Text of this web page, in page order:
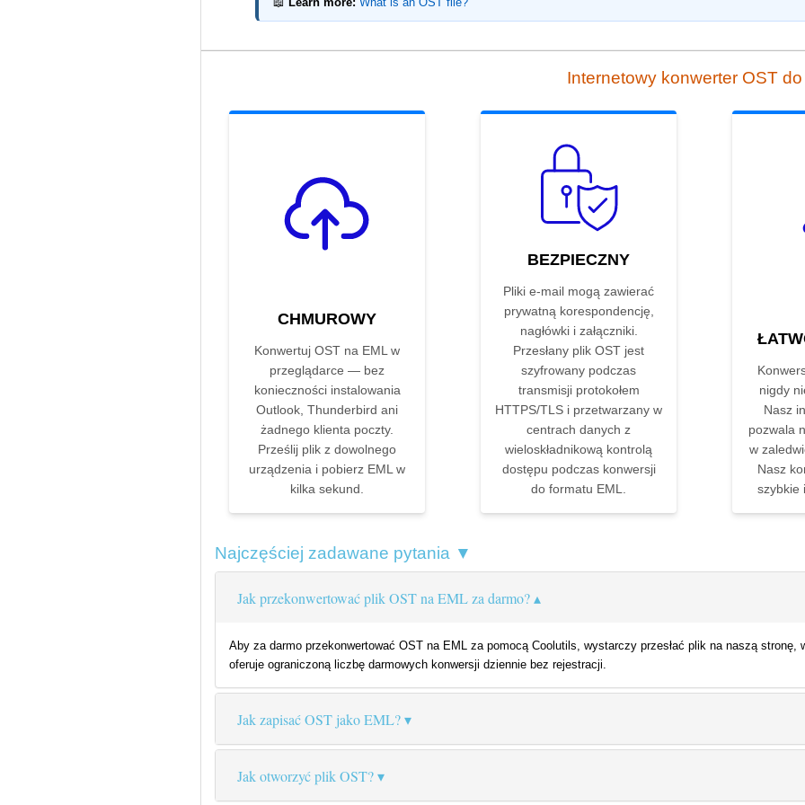
📖 Learn more: What is an OST file?
Internetowy konwerter OST
CHMUROWY
Konwertuj OST na EML w
przeglądarce — bez
konieczności instalowania
Outlook, Thunderbird ani
żadnego klienta poczty.
Prześlij plik z dowolnego
urządzenia i pobierz EML w
kilka sekund.
BEZPIECZNY
Pliki e-mail mogą zawierać
prywatną korespondencję,
nagłówki i załączniki.
Przesłany plik OST jest
szyfrowany podczas
transmisji protokołem
HTTPS/TLS i przetwarzany w
centrach danych z
wieloskładnikową kontrolą
dostępu podczas konwersji
do formatu EML.
nigdy
Nasz
pozwala
w
Nasz
szybkie
Najczęściej zadawane pytania ▼
Jak przekonwertować plik OST na EML za darmo?
Aby za darmo przekonwertować OST na EML za pomocą Coolutils, wystarczy przesłać plik na naszą
oferuje ograniczoną liczbę darmowych konwersji dziennie bez rejestracji.
Jak zapisać OST jako EML?
Jak otworzyć plik OST?